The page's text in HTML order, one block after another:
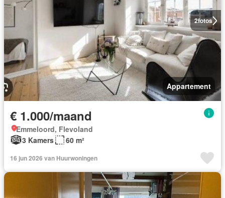
2fotos
Appartement
€ 1.000/maand
Emmeloord, Flevoland
3 Kamers
60 m²
16 jun 2026 van Huurwoningen